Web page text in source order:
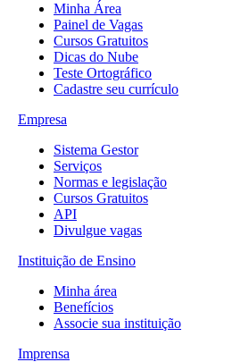
Minha Área
Painel de Vagas
Cursos Gratuitos
Dicas do Nube
Teste Ortográfico
Cadastre seu currículo
Empresa
Sistema Gestor
Serviços
Normas e legislação
Cursos Gratuitos
API
Divulgue vagas
Instituição de Ensino
Minha área
Benefícios
Associe sua instituição
Imprensa